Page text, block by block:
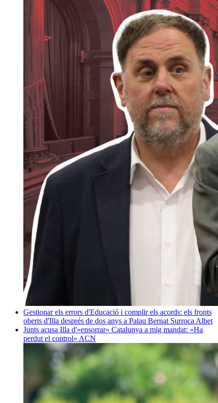
Gestionar els errors d'Educació i complir els acords: els fronts
oberts d'Illa després de dos anys a Palau Bernat Surroca Albet
Junts acusa Illa d'«ensorrar» Catalunya a mig mandat: «Ha
perdut el control» ACN